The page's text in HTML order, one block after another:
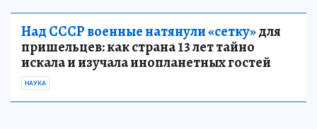
Над СССР военные натянули «сетку»для
пришельцев: как страна 13 лет тайно
искала и изучала инопланетных гостей
НАУКА